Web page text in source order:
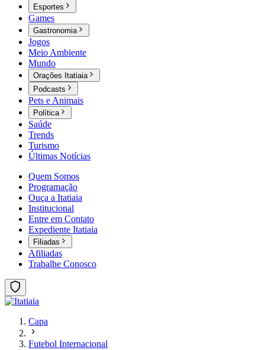
Esportes
Games
Gastronomia
Jogos
Meio Ambiente
Mundo
Orações Itatiaia
Podcasts
Pets e Animais
Política
Saúde
Trends
Turismo
Últimas Notícias
Quem Somos
Programação
Ouça a Itatiaia
Institucional
Entre em Contato
Expediente Itatiaia
Filiadas
Afiliadas
Trabalhe Conosco
Capa
Futebol Internacional